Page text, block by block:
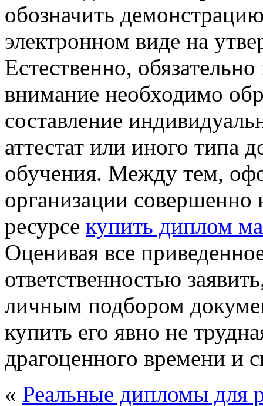
обозначить
электронном виде на
Естественно,
внимание необходимо
составление
аттестат или иного типа
обучения. Между тем,
организации
ресурсе купить диплом
Оценивая все
ответственностью
личным подбором
купить его явно не
драгоценного времени и
« Реальные дипломы для